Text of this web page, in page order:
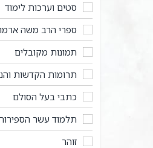
סטים וערכות לימוד
ספרי הרב משה
תמונות מקובלים
תרומות הקדשות
כתבי בעל הסולם
תלמוד עשר
זוהר